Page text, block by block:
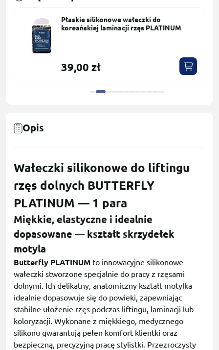
Płaskie silikonowe wałeczki do
koreańskiej laminacji rzęs PLATINUM
39,00 zł
Opis
Wałeczki silikonowe do liftingu
rzęs dolnych BUTTERFLY
PLATINUM — 1 para
Miękkie, elastyczne i idealnie
dopasowane — kształt skrzydełek
motyla
Butterfly PLATINUM to innowacyjne silikonowe
wałeczki stworzone specjalnie do pracy z rzęsami
dolnymi. Ich delikatny, anatomiczny kształt motylka
idealnie dopasowuje się do powieki, zapewniając
stabilne ułożenie rzęs podczas liftingu, laminacji lub
koloryzacji. Wykonane z miękkiego, medycznego
silikonu gwarantują pełen komfort klientki oraz
bezpieczną, precyzyjną pracę stylistki. Przezroczysty